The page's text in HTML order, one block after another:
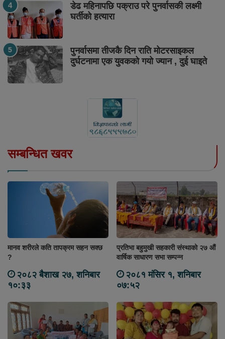
डेढ महिनापछि पक्राउ परे पुनर्वासकी लक्ष्मी
घर्तीको हत्यारा
पुनर्वासमा तीजकै दिन राति मोटरसाइकल
दुर्घटनामा एक युवकको गयो ज्यान , दुई घाइते
सम्बन्धित खवर
मानव शरीरले कति तापक्रम सहन सक्छ
?
२०८२ बैशाख २७, शनिबार
१०:३३
प्रतिभा बहुमुखी सहकारी संस्थाको २७ औं
वार्षिक साधारण सभा सम्पन्न
२०८१ मंसिर १, शनिबार
०७:५२